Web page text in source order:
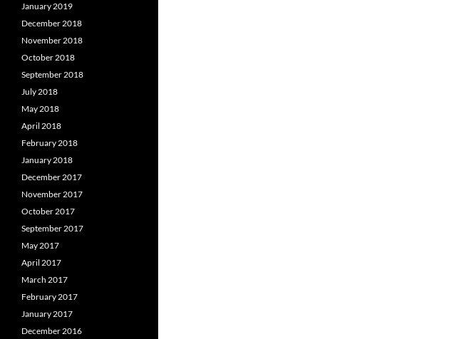
January 2019
December 2018
November 2018
October 2018
September 2018
July 2018
May 2018
April 2018
February 2018
January 2018
December 2017
November 2017
October 2017
September 2017
May 2017
April 2017
March 2017
February 2017
January 2017
December 2016